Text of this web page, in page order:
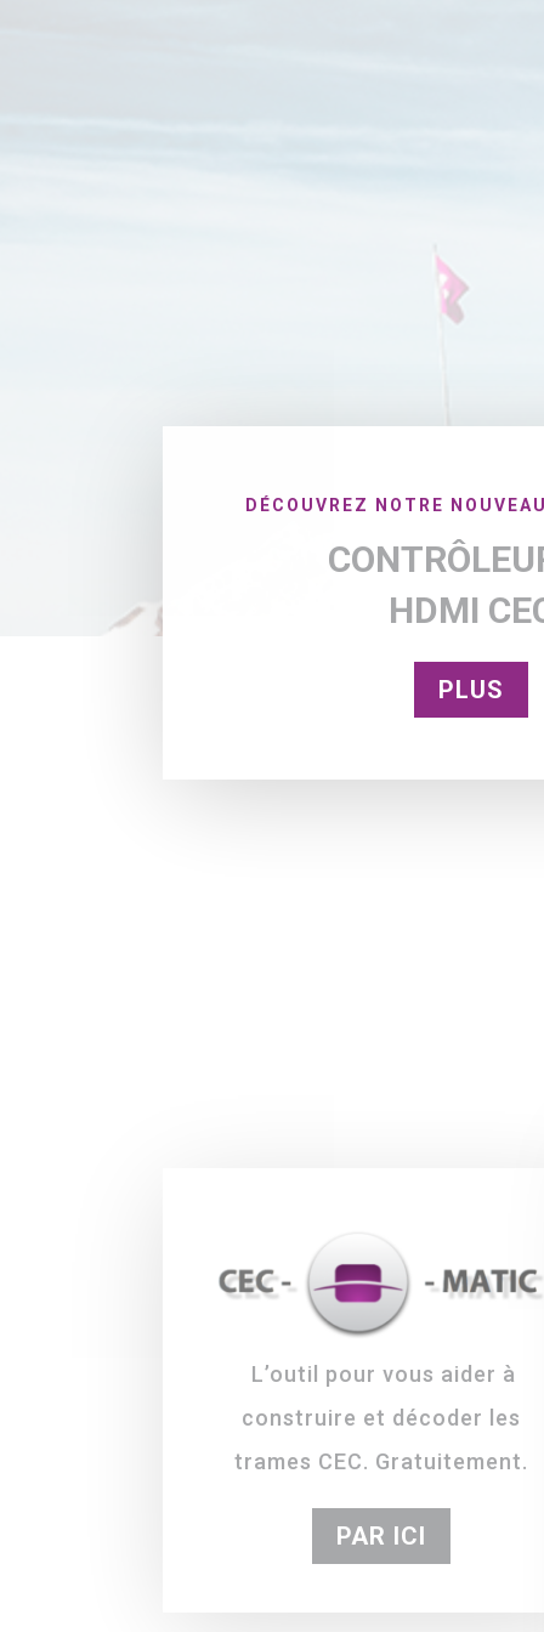
DÉCOUVREZ NOTRE
HDMI
PLUS
L’outil pour vous aider à
construire et décoder les
trames CEC. Gratuitement.
PAR ICI